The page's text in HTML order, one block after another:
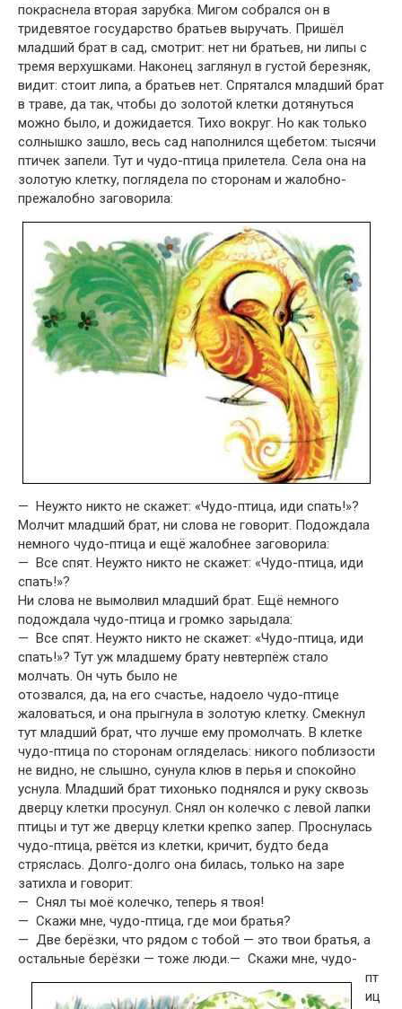
покраснела вторая зарубка. Мигом собрался он в
тридевятое государство братьев выручать. Пришёл
младший брат в сад, смотрит: нет ни братьев, ни липы с
тре­мя верхушками. Наконец заглянул в густой березняк,
видит: стоит липа, а братьев нет. Спрятался младший брат
в траве, да так, чтобы до золотой клетки дотянуться
можно было, и дожидается. Тихо вокруг. Но как толь­ко
солнышко зашло, весь сад наполнился щебетом: тысячи
птичек запе­ли. Тут и чудо-птица прилетела. Села она на
золотую клетку, поглядела по сторонам и жалобно-
прежалобно заговорила:
— Неужто никто не скажет: «Чудо-птица, иди спать!»?
Молчит младший брат, ни слова не говорит. Подождала
немного чудо-птица и ещё жалобнее заговорила:
— Все спят. Неужто никто не скажет: «Чудо-птица, иди
спать!»?
Ни слова не вымолвил младший брат. Ещё немного
подождала чудо-птица и громко зарыдала:
— Все спят. Неужто никто не скажет: «Чудо-птица, иди
спать!»? Тут уж младшему брату невтерпёж стало
молчать. Он чуть было не
отозвался, да, на его счастье, надоело чудо-птице
жаловаться, и она прыг­нула в золотую клетку. Смекнул
тут младший брат, что лучше ему про­молчать. В клетке
чудо-птица по сторонам огляделась: никого поблизос­ти
не видно, не слышно, сунула клюв в перья и спокойно
уснула. Младший брат тихонько поднялся и руку сквозь
дверцу клетки про­сунул. Снял он колечко с левой лапки
птицы и тут же дверцу клетки креп­ко запер. Проснулась
чудо-птица, рвётся из клетки, кричит, будто беда
стряслась. Долго-долго она билась, только на заре
затихла и говорит:
— Снял ты моё колечко, теперь я твоя!
— Скажи мне, чудо-птица, где мои братья?
— Две берёзки, что рядом с тобой — это твои братья, а
остальные берёзки — тоже люди. — Скажи мне, чудо-
пт
иц